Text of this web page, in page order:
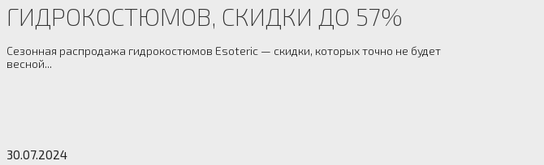
ГИДРОКОСТЮМОВ, СКИДКИ ДО 57%
Сезонная распродажа гидрокостюмов Esoteric — скидки, которых точно не будет
весной...
30.07.2024